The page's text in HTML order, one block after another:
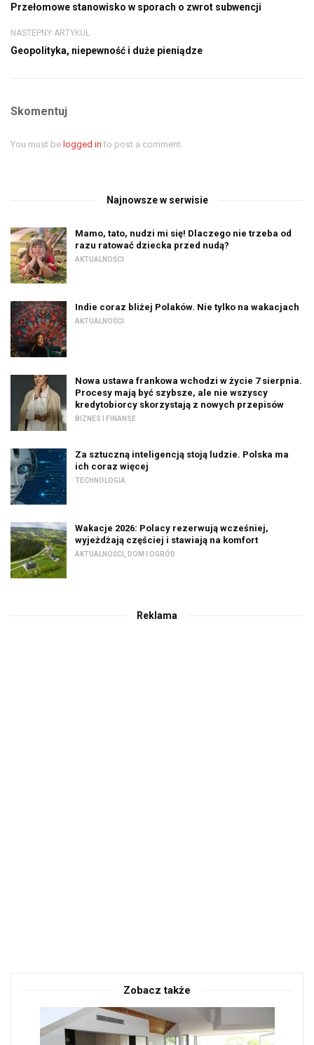
Przełomowe stanowisko w sporach o zwrot subwencji
NASTEPNY ARTYKUŁ
Geopolityka, niepewność i duże pieniądze
Skomentuj
You must be logged in to post a comment.
Najnowsze w serwisie
Mamo, tato, nudzi mi się! Dlaczego nie trzeba od
razu ratować dziecka przed nudą?
AKTUALNOŚCI
Indie coraz bliżej Polaków. Nie tylko na wakacjach
AKTUALNOŚCI
Nowa ustawa frankowa wchodzi w życie 7 sierpnia.
Procesy mają być szybsze, ale nie wszyscy
kredytobiorcy skorzystają z nowych przepisów
BIZNES I FINANSE
Za sztuczną inteligencją stoją ludzie. Polska ma
ich coraz więcej
TECHNOLOGIA
Wakacje 2026: Polacy rezerwują wcześniej,
wyjeżdżają częściej i stawiają na komfort
AKTUALNOŚCI DOM I OGRÓD
Reklama
Zobacz także